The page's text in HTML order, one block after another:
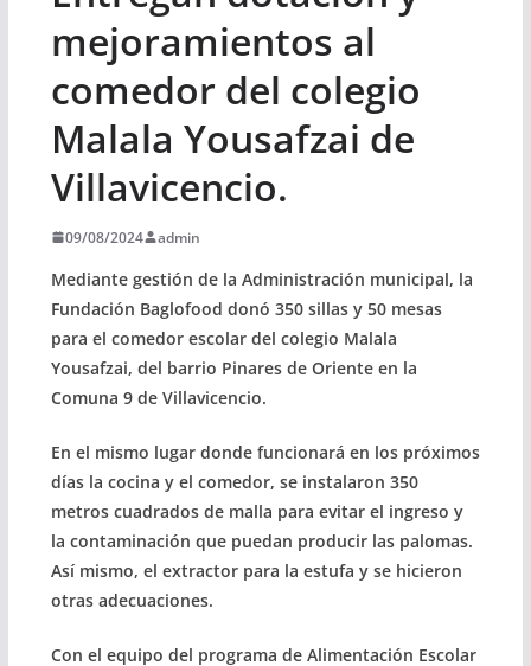
mejoramientos al
comedor del colegio
Malala Yousafzai de
Villavicencio.
09/08/2024 admin
Mediante gestión de la Administración municipal, la
Fundación Baglofood donó 350 sillas y 50 mesas
para el comedor escolar del colegio Malala
Yousafzai, del barrio Pinares de Oriente en la
Comuna 9 de Villavicencio.
En el mismo lugar donde funcionará en los próximos
días la cocina y el comedor, se instalaron 350
metros cuadrados de malla para evitar el ingreso y
la contaminación que puedan producir las palomas.
Así mismo, el extractor para la estufa y se hicieron
otras adecuaciones.
Con el equipo del programa de Alimentación Escolar